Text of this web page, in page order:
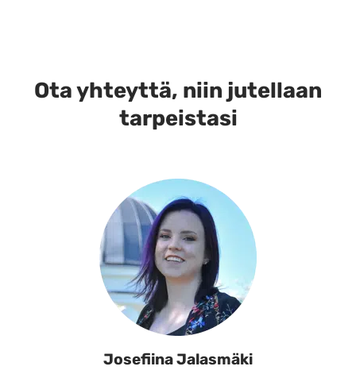
muunnelma.
Ota yhteyttä, niin jutellaan
tarpeistasi
Josefiina Jalasmäki